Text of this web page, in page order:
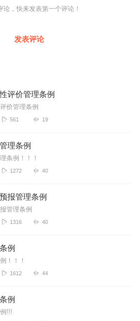
论，快来发表第一个评论！
发表评论
评价管理条例
价管理条例
561 19
理条例
条例！！！
1272 40
报管理条例
管理条例
1316 40
例
！！！
1612 44
例
!!!